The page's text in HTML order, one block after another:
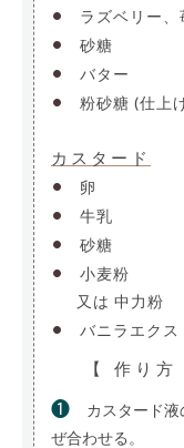
• ラズベリー
• 砂糖
• バター
• 粉砂糖 (仕上
カスタード
• 卵
• 牛乳
• 砂糖
• 小麦粉
又は 中力粉
• バニラエクス
【 作り方
❶
カスタード
ぜ合わせる。